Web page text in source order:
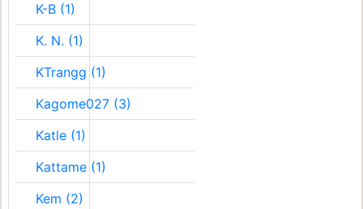
K-B (1)
K. N. (1)
KTrangg (1)
Kagome027 (3)
Katle (1)
Kattame (1)
Kem (2)